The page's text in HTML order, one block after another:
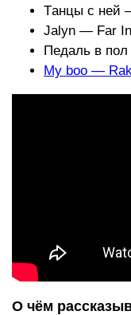
Тaнцы с ней
Jalyn — Far
Педаль в
My boo —
О чём